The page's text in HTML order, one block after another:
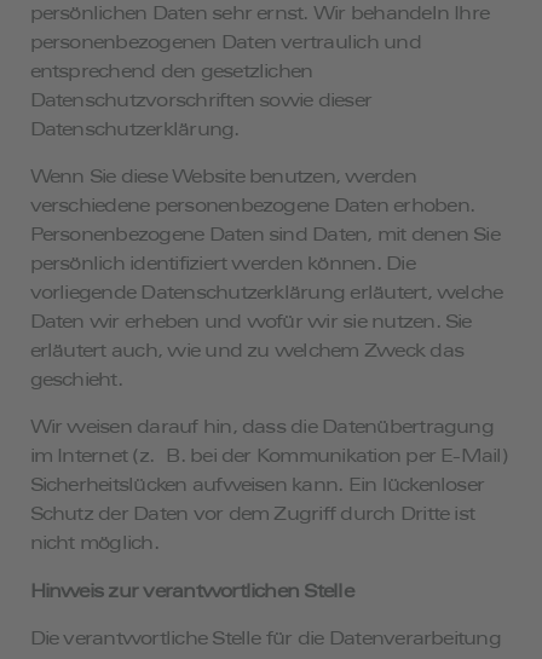
persönlichen Daten sehr ernst. Wir behandeln Ihre
personenbezogenen Daten vertraulich und
entsprechend den gesetzlichen
Datenschutzvorschriften sowie dieser
Datenschutzerklärung.
Wenn Sie diese Website benutzen, werden
verschiedene personenbezogene Daten erhoben.
Personenbezogene Daten sind Daten, mit denen Sie
persönlich identifiziert werden können. Die
vorliegende Datenschutzerklärung erläutert, welche
Daten wir erheben und wofür wir sie nutzen. Sie
erläutert auch, wie und zu welchem Zweck das
geschieht.
Wir weisen darauf hin, dass die Datenübertragung
im Internet (z. B. bei der Kommunikation per E-Mail)
Sicherheitslücken aufweisen kann. Ein lückenloser
Schutz der Daten vor dem Zugriff durch Dritte ist
nicht möglich.
Hinweis zur verantwortlichen Stelle
Die verantwortliche Stelle für die Datenverarbeitung